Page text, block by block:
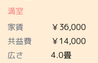
満室
家賃
￥36,000
共益費
￥14,000
広さ
4.0畳